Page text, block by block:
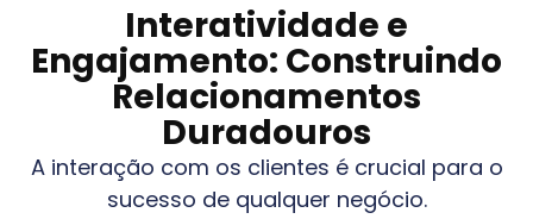
Interatividade e
Engajamento: Construindo
Relacionamentos
Duradouros
A interação com os clientes é crucial para o
sucesso de qualquer negócio.